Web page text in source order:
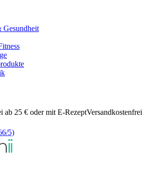
ab 25 € oder mit E-RezeptVersandkostenfrei
5)